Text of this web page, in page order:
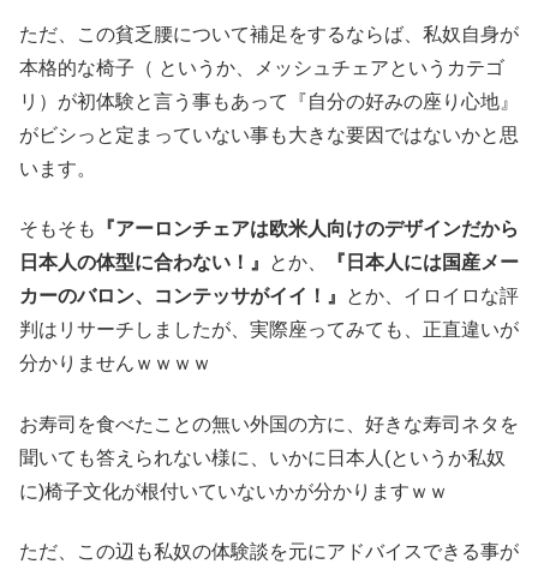
ただ、この貧乏腰について補足をするならば、私奴自身が
本格的な椅子（ というか、メッシュチェアというカテゴ
リ）が初体験と言う事もあって『自分の好みの座り心地』
がビシっと定まっていない事も大きな要因ではないかと思
います。
そもそも
『アーロンチェアは欧米人向けのデザインだから
日本人の体型に合わない！』
とか、
『日本人には国産メー
カーのバロン、コンテッサがイイ！』
とか、イロイロな評
判はリサーチしましたが、実際座ってみても、正直違いが
分かりませんｗｗｗｗ
お寿司を食べたことの無い外国の方に、好きな寿司ネタを
聞いても答えられない様に、いかに日本人(というか私奴
に)椅子文化が根付いていないかが分かりますｗｗ
ただ、この辺も私奴の体験談を元にアドバイスできる事が